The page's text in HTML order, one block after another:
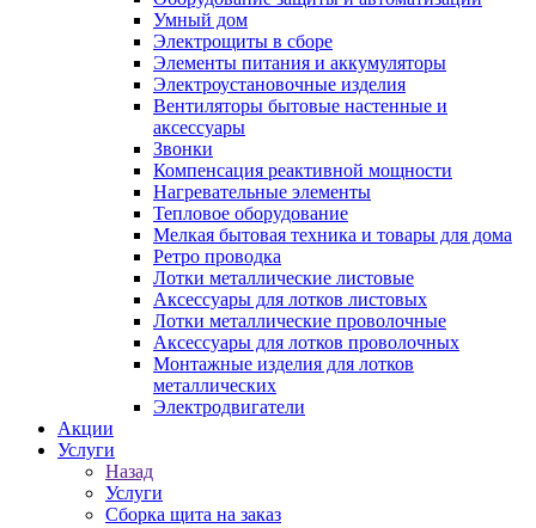
Умный дом
Электрощиты в сборе
Элементы питания и аккумуляторы
Электроустановочные изделия
Вентиляторы бытовые настенные и
аксессуары
Звонки
Компенсация реактивной мощности
Нагревательные элементы
Тепловое оборудование
Мелкая бытовая техника и товары для дома
Ретро проводка
Лотки металлические листовые
Аксессуары для лотков листовых
Лотки металлические проволочные
Аксессуары для лотков проволочных
Монтажные изделия для лотков
металлических
Электродвигатели
Акции
Услуги
Назад
Услуги
Сборка щита на заказ